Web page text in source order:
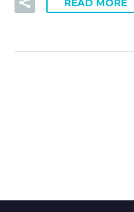
READ MORE